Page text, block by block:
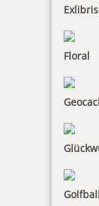
Floral